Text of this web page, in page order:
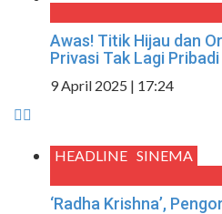
Awas! Titik Hijau dan
Privasi Tak Lagi Pribadi
9 April 2025 | 17:24
HEADLINE SINEMA
‘Radha Krishna’,